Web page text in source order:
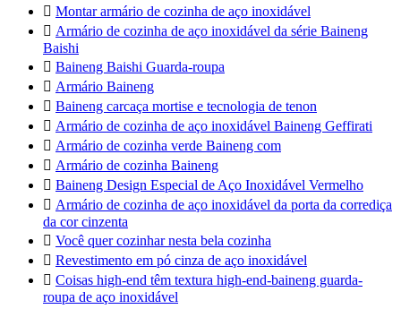
 Montar armário de cozinha de aço inoxidável
 Armário de cozinha de aço inoxidável da série Baineng
Baishi
 Baineng Baishi Guarda-roupa
 Armário Baineng
 Baineng carcaça mortise e tecnologia de tenon
 Armário de cozinha de aço inoxidável Baineng Geffirati
 Armário de cozinha verde Baineng com
 Armário de cozinha Baineng
 Baineng Design Especial de Aço Inoxidável Vermelho
 Armário de cozinha de aço inoxidável da porta da corrediça
da cor cinzenta
 Você quer cozinhar nesta bela cozinha
 Revestimento em pó cinza de aço inoxidável
 Coisas high-end têm textura high-end-baineng guarda-
roupa de aço inoxidável